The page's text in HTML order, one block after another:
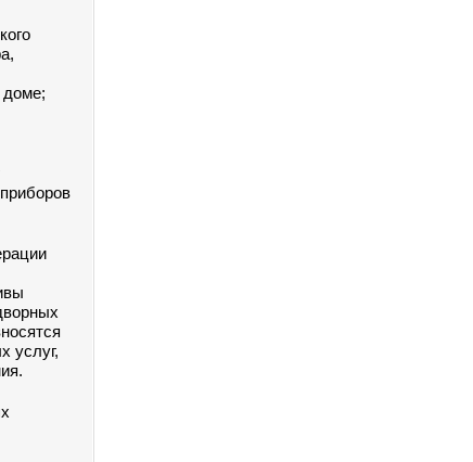
доме;
услуг,